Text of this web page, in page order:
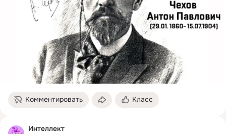
Комментировать Класс
Интеллект